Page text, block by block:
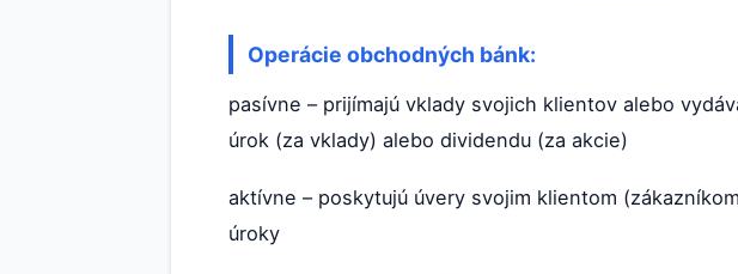
Operácie obchodných bánk:
pasívne – prijímajú vklady svojich klientov alebo
úrok (za vklady) alebo dividendu (za akcie)
aktívne – poskytujú úvery svojim klientom
úroky